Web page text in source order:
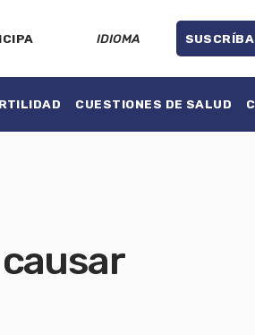
IDIOMA
CUESTIONES DE SALUD